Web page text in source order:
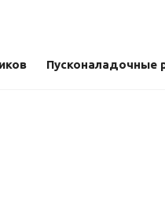
Пусконаладочные